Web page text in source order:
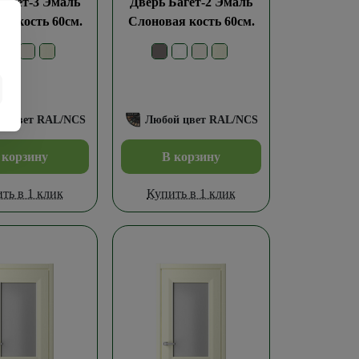
кость 60см.
цвет RAL/NCS
в 1 клик
Слоновая кость 60см.
Любой цвет RAL/NCS
В корзину
Купить в 1 клик